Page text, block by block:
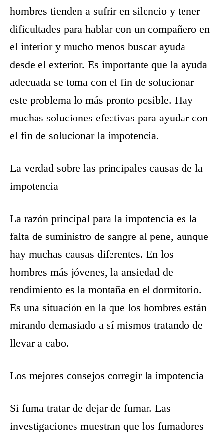
hombres tienden a sufrir en silencio y tener
dificultades para hablar con un compañero en
el interior y mucho menos buscar ayuda
desde el exterior. Es importante que la ayuda
adecuada se toma con el fin de solucionar
este problema lo más pronto posible. Hay
muchas soluciones efectivas para ayudar con
el fin de solucionar la impotencia.
La verdad sobre las principales causas de la
impotencia
La razón principal para la impotencia es la
falta de suministro de sangre al pene, aunque
hay muchas causas diferentes. En los
hombres más jóvenes, la ansiedad de
rendimiento es la montaña en el dormitorio.
Es una situación en la que los hombres están
mirando demasiado a sí mismos tratando de
llevar a cabo.
Los mejores consejos corregir la impotencia
Si fuma tratar de dejar de fumar. Las
investigaciones muestran que los fumadores